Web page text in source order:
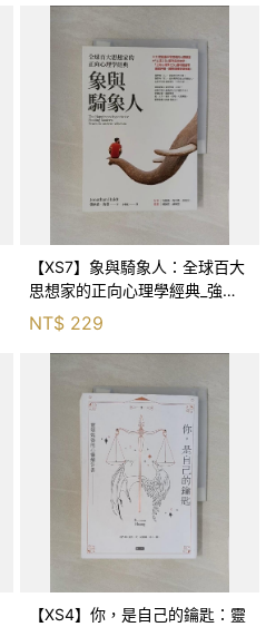
【XS7】象與騎象人：全球百大
思想家的正向心理學經典_強納
森．海德, 李靜瑤
NT$ 229
【XS4】你，是自己的鑰匙：靈